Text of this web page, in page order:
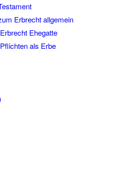
Erbrecht allgemein
Ehegatte
als Erbe